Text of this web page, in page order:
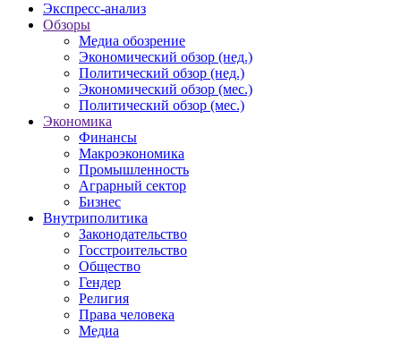
Экспресс-анализ
Обзоры
Медиа обозрение
Экономический обзор (нед.)
Политический обзор (нед.)
Экономический обзор (мес.)
Политический обзор (мес.)
Экономика
Финансы
Макроэкономика
Промышленность
Аграрный сектор
Бизнес
Внутриполитика
Законодательство
Госстроительство
Общество
Гендер
Религия
Права человека
Медиа